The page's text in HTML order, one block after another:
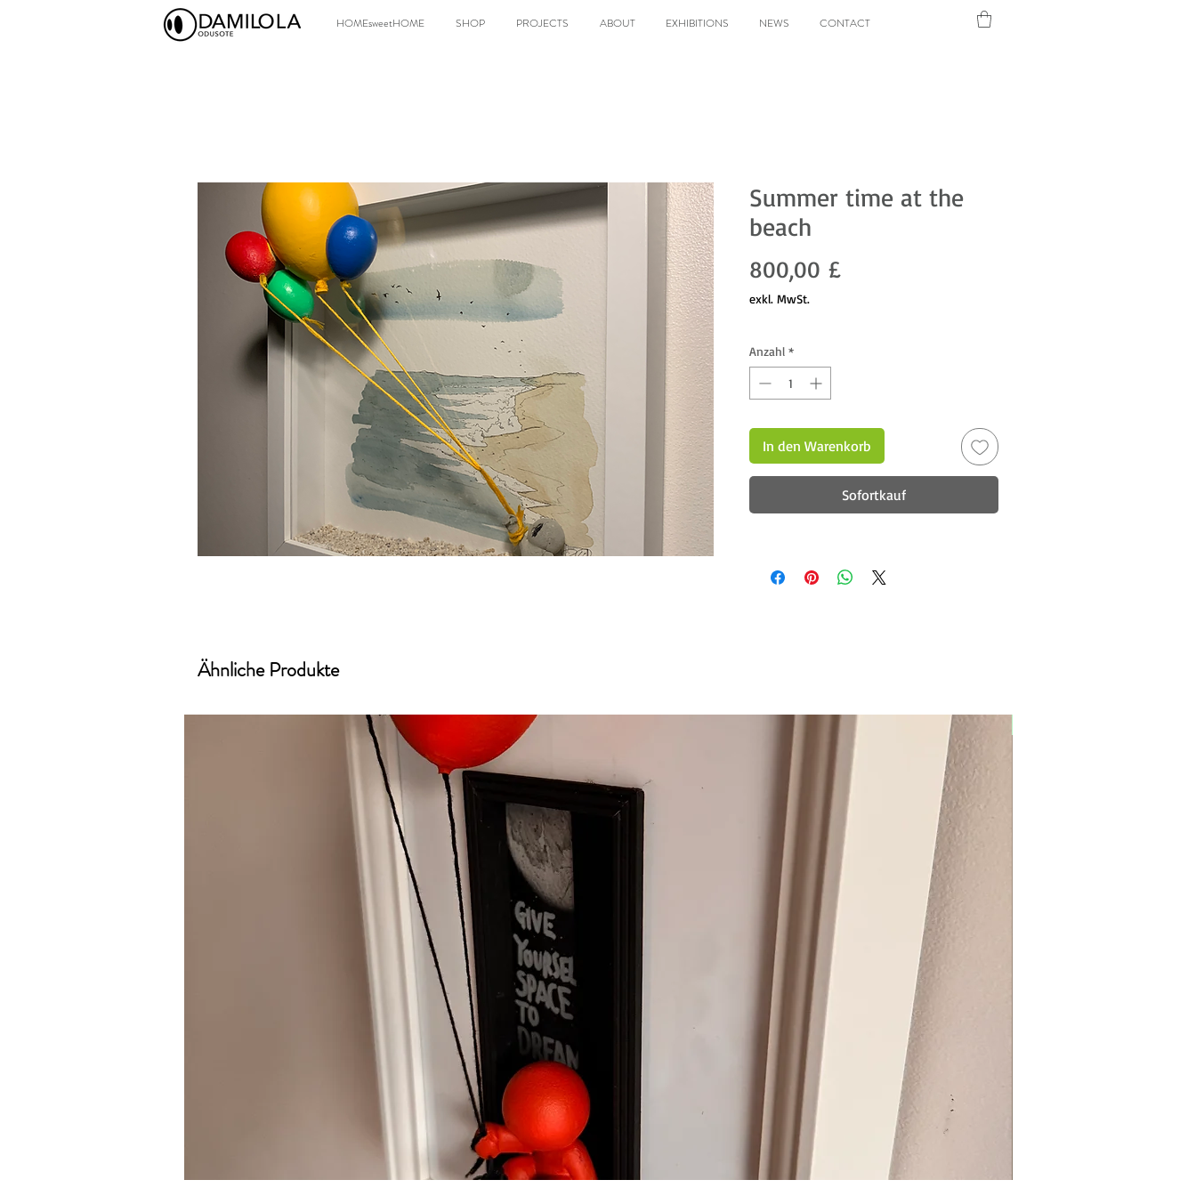
HOMEsweetHOME SHOP PROJECTS ABOUT EXHIBITIONS NEWS CONTACT
Summer time at the
beach
800,00 £Preis
exkl. MwSt.
Anzahl *
In den Warenkorb
Sofortkauf
Ähnliche Produkte